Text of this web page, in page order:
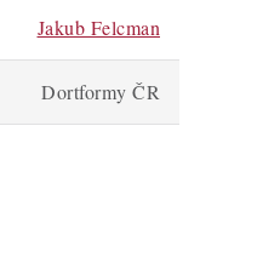
Jakub Felcman
Dortformy ČR